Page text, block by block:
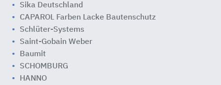
Sika Deutschland
CAPAROL Farben Lacke Bautenschutz
Schlüter-Systems
Saint-Gobain Weber
Baumit
SCHOMBURG
HANNO